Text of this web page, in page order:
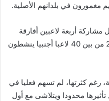
مغمورون في بلدانهم الأصلية.
أربعة لاعبين أفارقة
فقط في نهائيات كأس أفريقيا 2025 من بين 40 لاعبا أجنبيا ينشطون
رغم كثرتها، لم تسهم فعليا في
محدودا ويتلاشى مع أول